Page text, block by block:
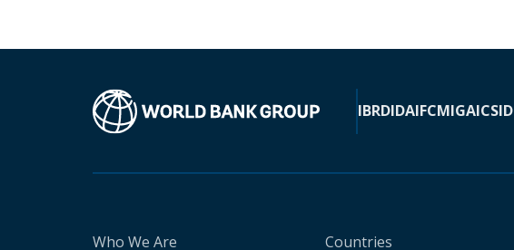
IBRDIDAIFCMIGAICSID
Who We Are Countries